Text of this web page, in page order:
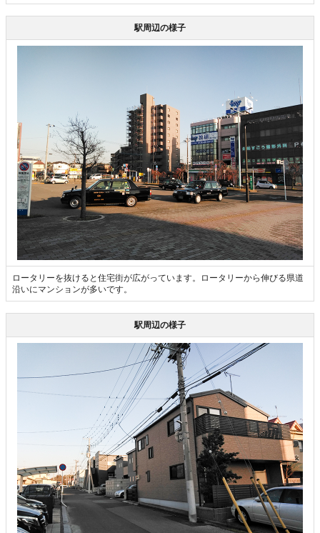
駅周辺の様子
ロータリーを抜けると住宅街が広がっています。ロータリーから伸びる県道
沿いにマンションが多いです。
駅周辺の様子